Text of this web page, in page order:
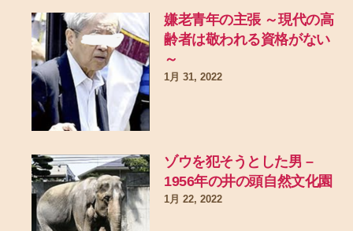
嫌老青年の主張 ～現代の高
齢者は敬われる資格がない
～
1月 31, 2022
ゾウを犯そうとした男 –
1956年の井の頭自然文化園
1月 22, 2022